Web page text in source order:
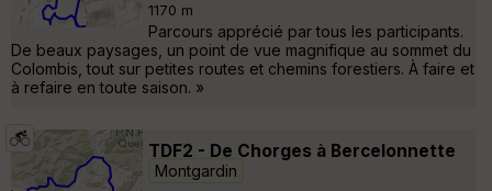
1170 m
Parcours apprécié par tous les participants.
De beaux paysages, un point de vue magnifique au sommet du
Colombis, tout sur petites routes et chemins forestiers. À faire et
à refaire en toute saison. »
TDF2 - De Chorges à Bercelonnette
Montgardin